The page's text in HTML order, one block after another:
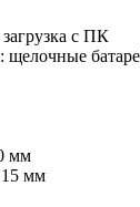
с ПК
щелочные
мм
15 мм